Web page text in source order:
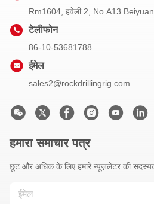
Rm1604, हवेली 2, No.A13 Beiyuan
टेलीफोन
86-10-53681788
ईमेल
sales2@rockdrillingrig.com
हमारा समाचार पत्र
छूट और अधिक के लिए हमारे न्यूज़लेटर की